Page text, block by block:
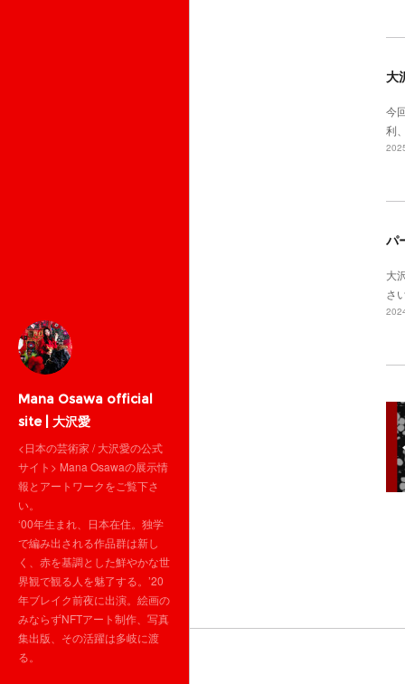
Mana Osawa official
site | 大沢愛
<日本の芸術家 / 大沢愛の公式
サイト> Mana Osawaの展示情
報とアートワークをご覧下さ
い。
‘00年生まれ、日本在住。独学
で編み出される作品群は新し
く、赤を基調とした鮮やかな世
界観で観る人を魅了する。’20
年ブレイク前夜に出演。絵画の
みならずNFTアート制作、写真
集出版、その活躍は多岐に渡
る。
大
今
利
パ
大
さ